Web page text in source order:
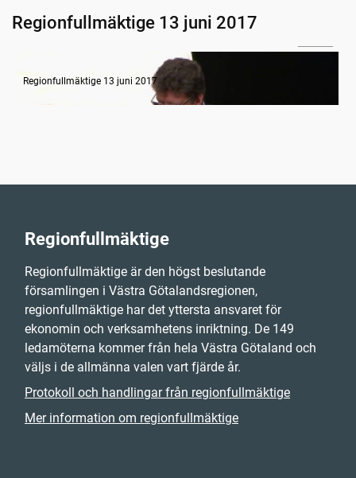
Regionfullmäktige 13 juni 2017
Budget VGR - Övergripande regionutvecklingsdebatt
Regionfullmäktige 13 juni 2017
Regionfullmäktige
Regionfullmäktige är den högst beslutande
församlingen i Västra Götalandsregionen,
regionfullmäktige har det yttersta ansvaret för
ekonomin och verksamhetens inriktning. De 149
ledamöterna kommer från hela Västra Götaland och
väljs i de allmänna valen vart fjärde år.
Protokoll och handlingar från regionfullmäktige
Mer information om regionfullmäktige